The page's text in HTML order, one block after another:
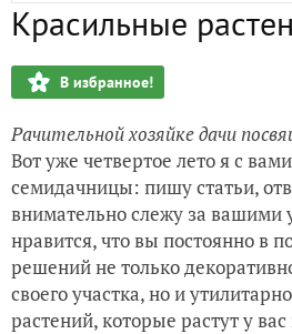
Старые лилейники в новой
Пряновкусовые растения для
Растения – пищевые
Деревья и кустарники рядом с
Деревья и кустарники рядом с
Красильные
В избранное!
Рачительной хозяйке дачи
Вот уже четвертое лето я с
семидачницы: пишу статьи,
внимательно слежу за вашими
нравится, что вы постоянно в
решений не только
своего участка, но и
растений, которые растут у